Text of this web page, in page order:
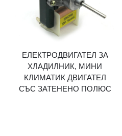
ЕЛЕКТРОДВИГАТЕЛ ЗА
ХЛАДИЛНИК, МИНИ
КЛИМАТИК ДВИГАТЕЛ
СЪС ЗАТЕНЕНО ПОЛЮС